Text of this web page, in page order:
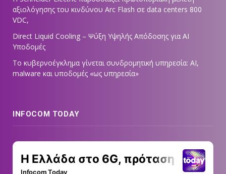
αξιολόγησης του κινδύνου Arc Flash σε data centers 800
VDC,
Direct Liquid Cooling – Ψύξη Υψηλής Απόδοσης για AI
Υποδομές
Το κυβερνοέγκλημα γίνεται συνδρομητική υπηρεσία: AI,
malware και υποδομές «ως υπηρεσία»
INFOCOM TODAY